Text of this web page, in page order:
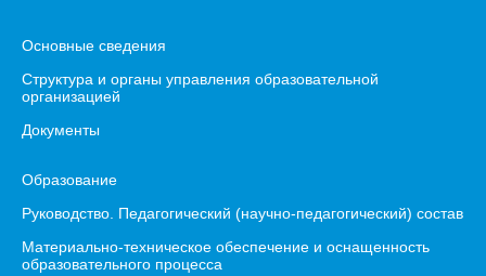
Основные сведения
Структура и органы управления образовательной
организацией
Документы
Образование
Руководство. Педагогический (научно-педагогический) состав
Материально-техническое обеспечение и оснащенность
образовательного процесса